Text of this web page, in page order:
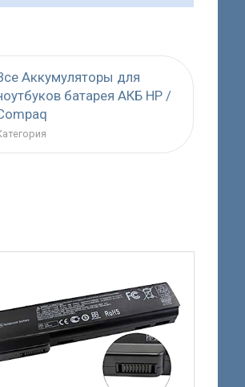
Аккумуляторы для
батарея АКБ HP /